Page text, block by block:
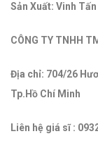
Sản Xuất: Vinh
CÔNG TY TNHH
Địa chỉ: 704/26
Tp.Hồ Chí Minh
Liên hệ giá sĩ :